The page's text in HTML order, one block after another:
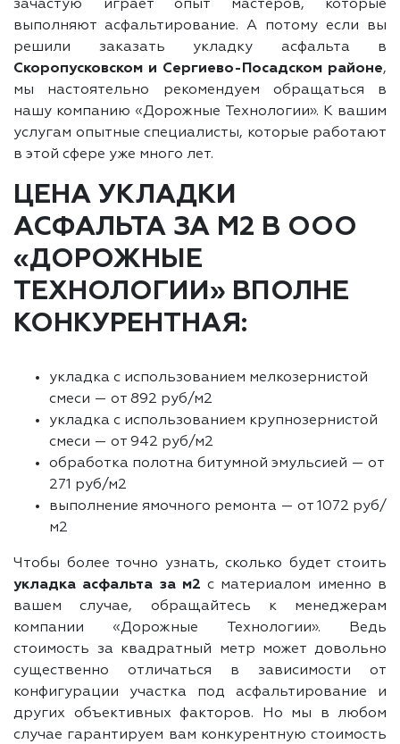
зачастую играет опыт мастеров, которые
выполняют асфальтирование. А потому если вы
решили заказать укладку асфальта в
Скоропусковском и Сергиево-Посадском районе,
мы настоятельно рекомендуем обращаться в
нашу компанию «Дорожные Технологии». К вашим
услугам опытные специалисты, которые работают
в этой сфере уже много лет.
ЦЕНА УКЛАДКИ
АСФАЛЬТА ЗА М2 В ООО
«ДОРОЖНЫЕ
ТЕХНОЛОГИИ» ВПОЛНЕ
КОНКУРЕНТНАЯ:
укладка с использованием мелкозернистой
смеси — от 892 руб/м2
укладка с использованием крупнозернистой
смеси — от 942 руб/м2
обработка полотна битумной эмульсией — от
271 руб/м2
выполнение ямочного ремонта — от 1072 руб/
м2
Чтобы более точно узнать, сколько будет стоить
укладка асфальта за м2 с материалом именно в
вашем случае, обращайтесь к менеджерам
компании «Дорожные Технологии». Ведь
стоимость за квадратный метр может довольно
существенно отличаться в зависимости от
конфигурации участка под асфальтирование и
других объективных факторов. Но мы в любом
случае гарантируем вам конкурентную стоимость